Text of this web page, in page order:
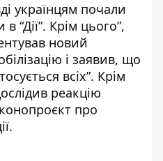
українцям почали
“Дії”. Крім цього”,
новий
і заявив, що
всіх”. Крім
реакцію
про
.